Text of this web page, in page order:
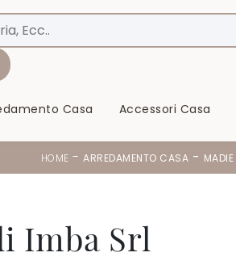
Casa Accessori Casa
HOME -ARREDAMENTO CASA - MADIE
Imba Srl